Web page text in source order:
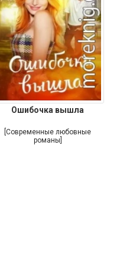
Ошибочка вышла
[Современные любовные
романы]